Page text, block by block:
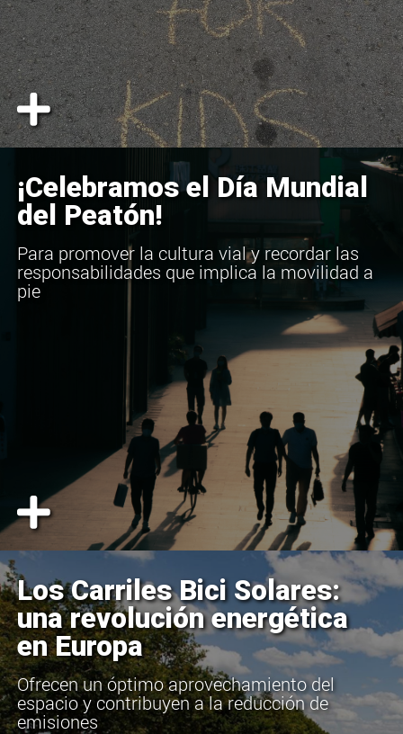
¡Celebramos el Día Mundial
del Peatón!
Para promover la cultura vial y recordar las
responsabilidades que implica la movilidad a
pie
Los Carriles Bici Solares:
una revolución energética
en Europa
Ofrecen un óptimo aprovechamiento del
espacio y contribuyen a la reducción de
emisiones